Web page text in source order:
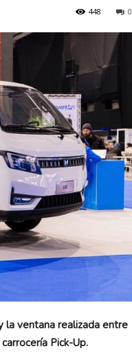
0
448
la ventana realizada entre
Pick-Up.